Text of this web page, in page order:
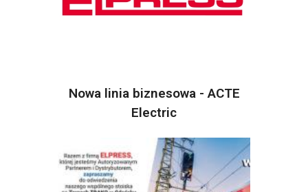
Nowa linia biznesowa - ACTE
Electric